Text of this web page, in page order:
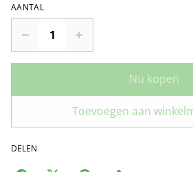
AANTAL
Nu kopen
Toevoegen aan
DELEN